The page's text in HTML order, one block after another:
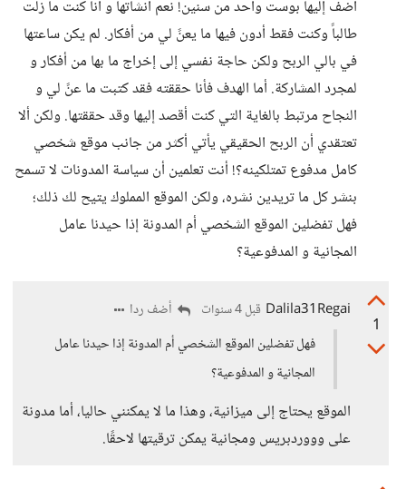
أضف إليها بوست واحد من سنين! نعم أنشاتها و أنا كنت ما زلت
طالباً وكنت فقط أدون فيها ما يعنً لي من أفكار. لم يكن ساعتها
في بالي الربح ولكن حاجة نفسي إلى إخراج ما بها من أفكار و
لمجرد المشاركة. أما الهدف فأنا حققته فقد كتبت ما عنً لي و
النجاح مرتبط بالغاية التي كنت أقصد إليها وقد حققتها. ولكن ألا
تعتقدي أن الربح الحقيقي يأتي أكثر من جانب موقع شخصي
كامل مدفوع تمتلكينه؟! أنت تعلمين أن سياسة المدونات لا تسمح
بنشر كل ما تريدين نشره، ولكن الموقع المملوك يتيح لك ذلك؛
فهل تفضلين الموقع الشخصي أم المدونة إذا حيدنا عامل
المجانية و المدفوعية؟
1
Dalila31Regai قبل 4 سنوات
أضف ردا
فهل تفضلين الموقع الشخصي أم المدونة إذا حيدنا عامل
المجانية و المدفوعية؟
الموقع يحتاج إلى ميزانية، وهذا ما لا يمكنني حاليا، أما مدونة
على وووردبريس ومجانية يمكن ترقيتها لاحقًا.